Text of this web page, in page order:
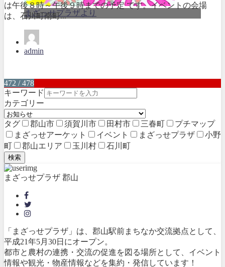
まざっせプラザより
は午後８時～午後９時までの予定 です。イベントの会場
は、石川町南町...
admin
472 / 478
キーワード
カテゴリー
タグ 郡山市 須賀川市 田村市 三春町
プチマップ
まざっせアーケット
イベント まざっせプラザ
小野
町
郡山エリア 玉川村 石川町
検索
まざっせプラザ 郡山
「まざっせプラザ」は、郡山駅前まちなか交流拠点として、
平成21年5月30日にオープン。
都市と農村の連携・交流の促進を図る場所として、イベント
情報や観光・物産情報などを集約・発信しています！